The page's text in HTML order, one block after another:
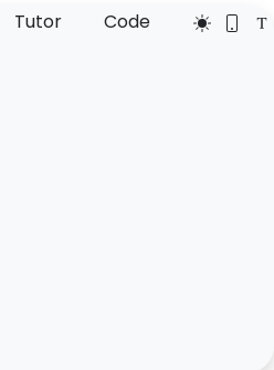
Tutor Code